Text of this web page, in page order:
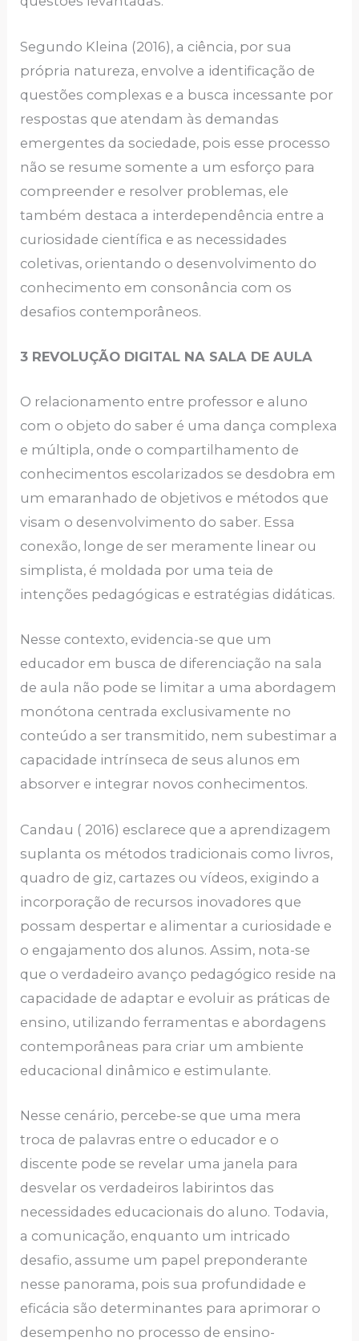
Segundo Kleina (2016), a ciência, por sua
própria natureza, envolve a identificação de
questões complexas e a busca incessante por
respostas que atendam às demandas
emergentes da sociedade, pois esse processo
não se resume somente a um esforço para
compreender e resolver problemas, ele
também destaca a interdependência entre a
curiosidade científica e as necessidades
coletivas, orientando o desenvolvimento do
conhecimento em consonância com os
desafios contemporâneos.
3 REVOLUÇÃO DIGITAL NA SALA DE AULA
O relacionamento entre professor e aluno
com o objeto do saber é uma dança complexa
e múltipla, onde o compartilhamento de
conhecimentos escolarizados se desdobra em
um emaranhado de objetivos e métodos que
visam o desenvolvimento do saber. Essa
conexão, longe de ser meramente linear ou
simplista, é moldada por uma teia de
intenções pedagógicas e estratégias didáticas.
Nesse contexto, evidencia-se que um
educador em busca de diferenciação na sala
de aula não pode se limitar a uma abordagem
monótona centrada exclusivamente no
conteúdo a ser transmitido, nem subestimar a
capacidade intrínseca de seus alunos em
absorver e integrar novos conhecimentos.
Candau ( 2016) esclarece que a aprendizagem
suplanta os métodos tradicionais como livros,
quadro de giz, cartazes ou vídeos, exigindo a
incorporação de recursos inovadores que
possam despertar e alimentar a curiosidade e
o engajamento dos alunos. Assim, nota-se
que o verdadeiro avanço pedagógico reside na
capacidade de adaptar e evoluir as práticas de
ensino, utilizando ferramentas e abordagens
contemporâneas para criar um ambiente
educacional dinâmico e estimulante.
Nesse cenário, percebe-se que uma mera
troca de palavras entre o educador e o
discente pode se revelar uma janela para
desvelar os verdadeiros labirintos das
necessidades educacionais do aluno. Todavia,
a comunicação, enquanto um intricado
desafio, assume um papel preponderante
nesse panorama, pois sua profundidade e
eficácia são determinantes para aprimorar o
desempenho no processo de ensino-